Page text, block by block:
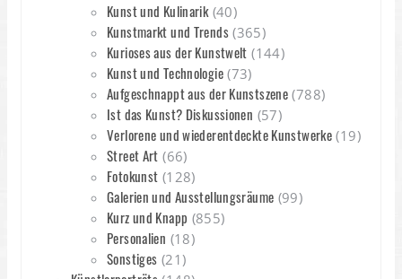
Kunst und Kulinarik(40)
Kunstmarkt und Trends(365)
Kurioses aus der Kunstwelt (144)
Kunst und Technologie(73)
Aufgeschnappt aus der Kunstszene (788)
Ist das Kunst? Diskussionen (57)
Verlorene und wiederentdeckte Kunstwerke (19)
Street Art (66)
Fotokunst (128)
Galerien und Ausstellungsräume (99)
Kurz und Knapp (855)
Personalien (18)
Sonstiges (21)